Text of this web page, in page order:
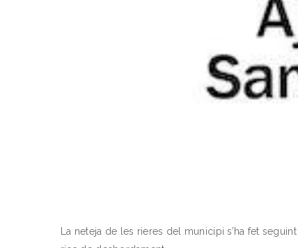
La neteja de les rieres del municipi s’ha fet